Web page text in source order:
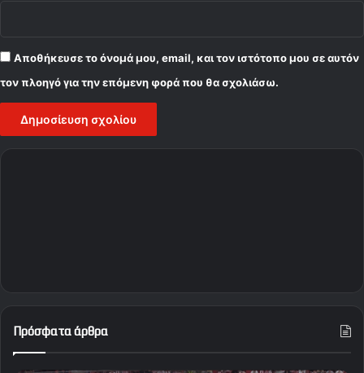
Αποθήκευσε το όνομά μου, email, και τον ιστότοπο μου σε αυτόν
τον πλοηγό για την επόμενη φορά που θα σχολιάσω.
Πρόσφατα άρθρα